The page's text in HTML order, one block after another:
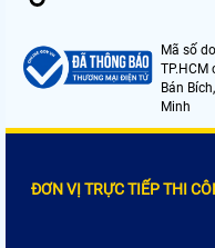
Mã số
Bán
Minh
ĐƠN VỊ TRỰC TIẾP THI